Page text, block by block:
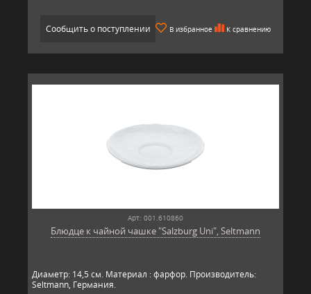
Сообщить о поступлении В избранное К сравнению
Арт: 001.610860
Блюдце к чайной чашке "Salzburg Uni", Seltmann
Диаметр: 14,5 см. Материал : фарфор. Производитель:
Seltmann, Гер​​мания.